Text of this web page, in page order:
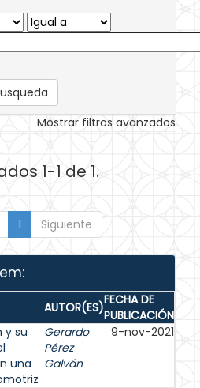
Mostrar filtros avanzados
1-1 de 1.
1 Siguiente
AUTOR(ES)FECHA DE
PUBLICACIÓN
y su
una
Gerardo
Pérez
Galván
9-nov-2021